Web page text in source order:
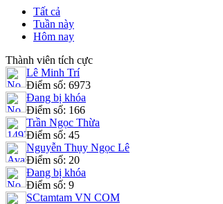
Tất cả
Tuần này
Hôm nay
Thành viên tích cực
Lê Minh Trí
Điểm số: 6973
Đang bị khóa
Điểm số: 166
Trần Ngọc Thừa
Điểm số: 45
Nguyễn Thụy Ngọc Lê
Điểm số: 20
Đang bị khóa
Điểm số: 9
SCtamtam VN COM